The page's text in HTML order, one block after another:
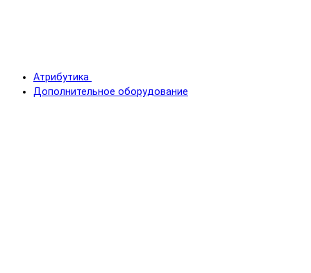
Атрибутика
Дополнительное оборудование